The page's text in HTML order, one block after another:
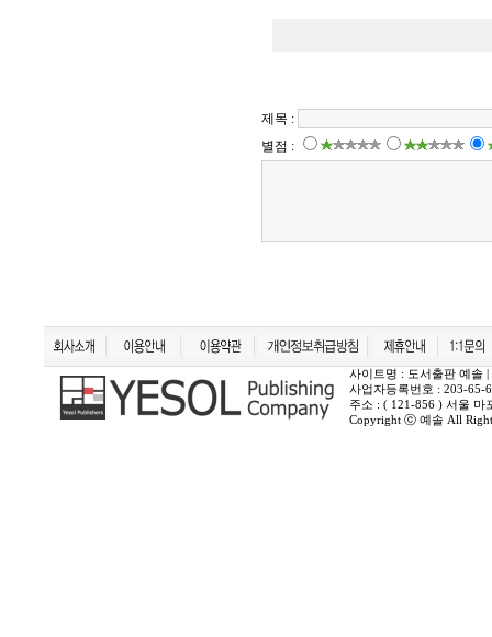
사이트명 : 도서출판 예솔
사업자등록번호 : 203-65-
주소 : ( 121-856 ) 서울 마
Copyright ⓒ 예솔 All